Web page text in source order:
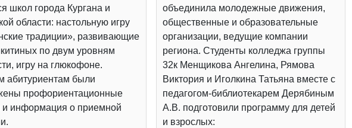
школ города Кургана и
области: настольную игру
традиции», развивающие
по двум уровням
игру на глюкофоне.
абитуриентам были
профориентационные
и информация о приемной
объединила молодежные движения,
общественные и образовательные
организации, ведущие компании
региона. Студенты колледжа группы
32к Менщикова Ангелина, Рямова
Виктория и Иголкина Татьяна вместе с
педагогом-библиотекарем Дерябиным
А.В. подготовили программу для детей
и взрослых: